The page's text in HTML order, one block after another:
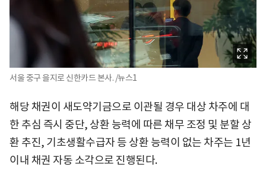
서울 중구 을지로 신한카드 본사. /뉴스1
해당 채권이 새도약기금으로 이관될 경우 대상 차주에 대
한 추심 즉시 중단, 상환 능력에 따른 채무 조정 및 분할 상
환 추진, 기초생활수급자 등 상환 능력이 없는 차주는 1년
이내 채권 자동 소각으로 진행된다.